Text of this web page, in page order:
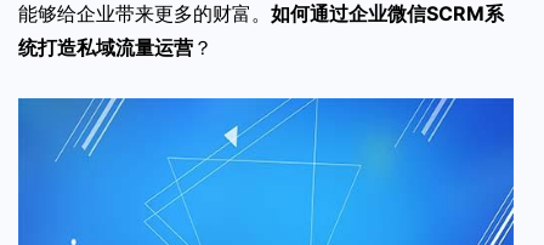
能够给企业带来更多的财富。 如何通过企业微信SCRM系
统打造私域流量运营 ？